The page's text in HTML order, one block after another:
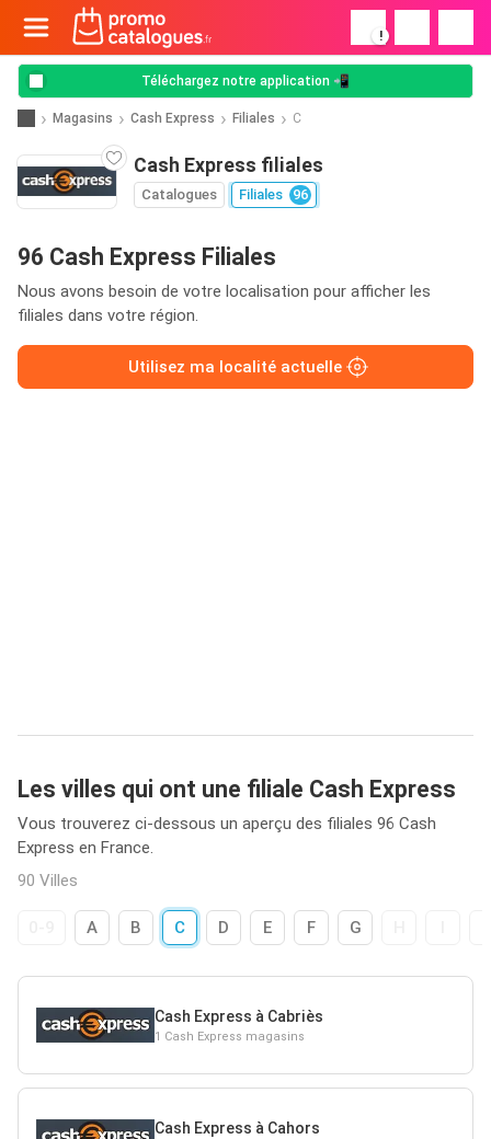
!
Téléchargez notre application 📲
Magasins Cash Express Filiales C
Cash Express filiales
Catalogues Filiales 96
96 Cash Express Filiales
Nous avons besoin de votre localisation pour afficher les
filiales dans votre région.
Utilisez ma localité actuelle
Les villes qui ont une filiale Cash Express
Vous trouverez ci-dessous un aperçu des filiales 96 Cash
Express en France.
90 Villes
A B C D E F G
Cash Express à Cabriès
1 Cash Express magasins
Cash Express à Cahors